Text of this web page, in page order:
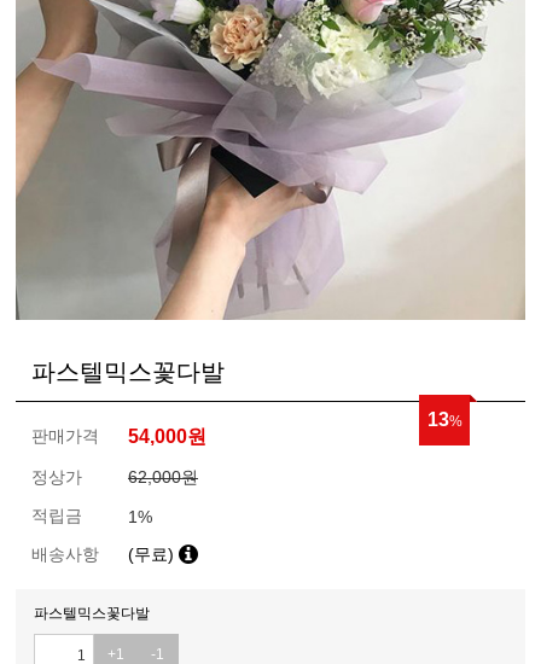
파스텔믹스꽃다발
13%
판매가격 54,000원
정상가
62,000원
적립금
1%
배송사항
(무료)
파스텔믹스꽃다발
+1 -1